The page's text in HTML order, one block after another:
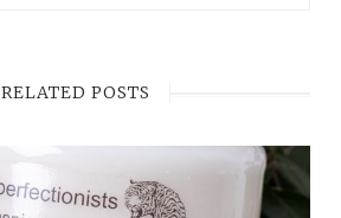
RELATED POSTS